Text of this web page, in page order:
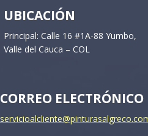
UBICACIÓN
Principal: Calle 16 #1A-88 Yumbo,
Valle del Cauca – COL
CORREO ELECTRÓNICO